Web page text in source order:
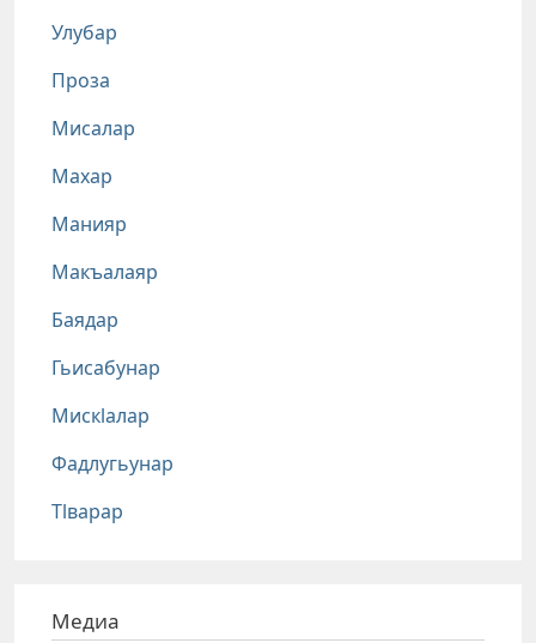
Улубар
Проза
Мисалар
Махар
Манияр
Макъалаяр
Баядар
Гьисабунар
Мискlалар
Фадлугьунар
Тlварар
Медиа